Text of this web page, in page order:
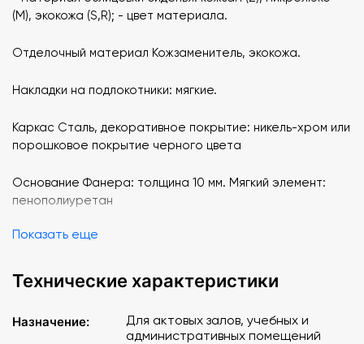
(М), экокожа (S,R); - цвет материала.
Отделочный материал Кожзаменитель, экокожа.
Накладки на подлокотники: мягкие.
Каркас Сталь, декоративное покрытие: никель-хром или
порошковое покрытие черного цвета
Основание Фанера: толщина 10 мм. Мягкий элемент:
пенополиуретан
Габаритный размер 680х610х870 мм
Масса брутто 9,9 кг
Показать еще
Технические характеристики
Назначение:
Для актовых залов, учебных и
административных помещений